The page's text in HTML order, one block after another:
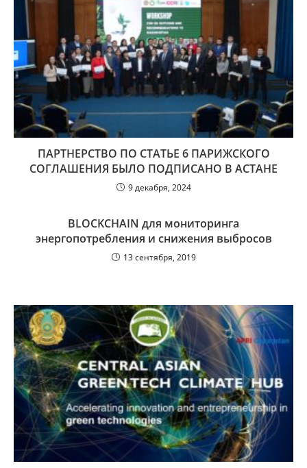
ПАРТНЕРСТВО ПО СТАТЬЕ 6 ПАРИЖСКОГО
СОГЛАШЕНИЯ БЫЛО ПОДПИСАНО В АСТАНЕ
9 декабря, 2024
BLOCKCHAIN для мониторинга
энергопотребления и снижения выбросов
13 сентября, 2019